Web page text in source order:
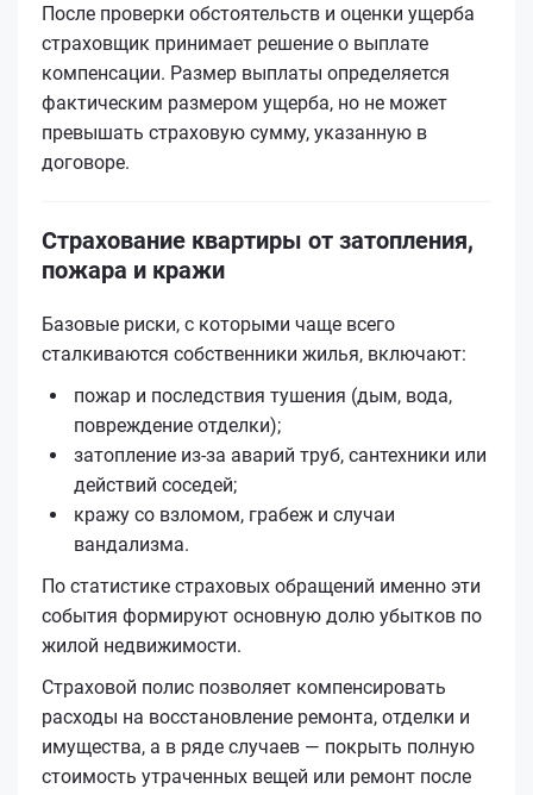
После проверки обстоятельств и оценки ущерба
страховщик принимает решение о выплате
компенсации. Размер выплаты определяется
фактическим размером ущерба, но не может
превышать страховую сумму, указанную в
договоре.
Страхование квартиры от затопления,
пожара и кражи
Базовые риски, с которыми чаще всего
сталкиваются собственники жилья, включают:
пожар и последствия тушения (дым, вода,
повреждение отделки);
затопление из-за аварий труб, сантехники или
действий соседей;
кражу со взломом, грабеж и случаи
вандализма.
По статистике страховых обращений именно эти
события формируют основную долю убытков по
жилой недвижимости.
Страховой полис позволяет компенсировать
расходы на восстановление ремонта, отделки и
имущества, а в ряде случаев — покрыть полную
стоимость утраченных вещей или ремонт после